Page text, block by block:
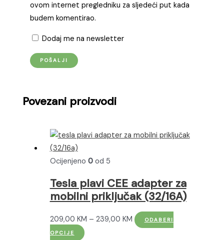
ovom internet pregledniku za sljedeći put kada
budem komentirao.
Dodaj me na newsletter
Povezani proizvodi
Ocijenjeno 0od 5
Tesla plavi CEE adapter za
mobilni priključak (32/16A)
209,00 KM – 239,00 KMRasponODABERI
OPCIJE
Ovaj